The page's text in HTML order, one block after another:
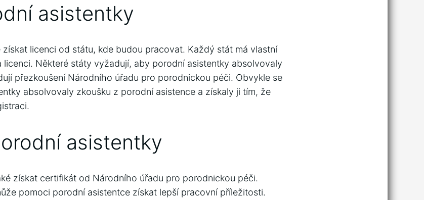
asistentky
získat licenci od státu, kde budou pracovat. Každý stát má vlastní
licenci. Některé státy vyžadují, aby porodní asistentky absolvovaly
přezkoušení Národního úřadu pro porodnickou péči. Obvykle se
absolvovaly zkoušku z porodní asistence a získaly ji tím, že
asistentky
získat certifikát od Národního úřadu pro porodnickou péči.
pomoci porodní asistentce získat lepší pracovní příležitosti.